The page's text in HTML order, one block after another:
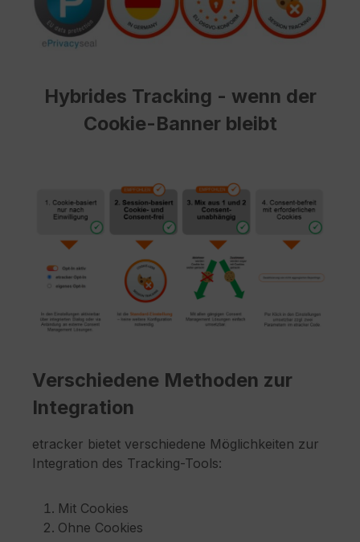
Hybrides Tracking - wenn der
Cookie-Banner bleibt
Verschiedene Methoden zur
Integration
etracker bietet verschiedene Möglichkeiten zur
Integration des Tracking-Tools:
Mit Cookies
Ohne Cookies